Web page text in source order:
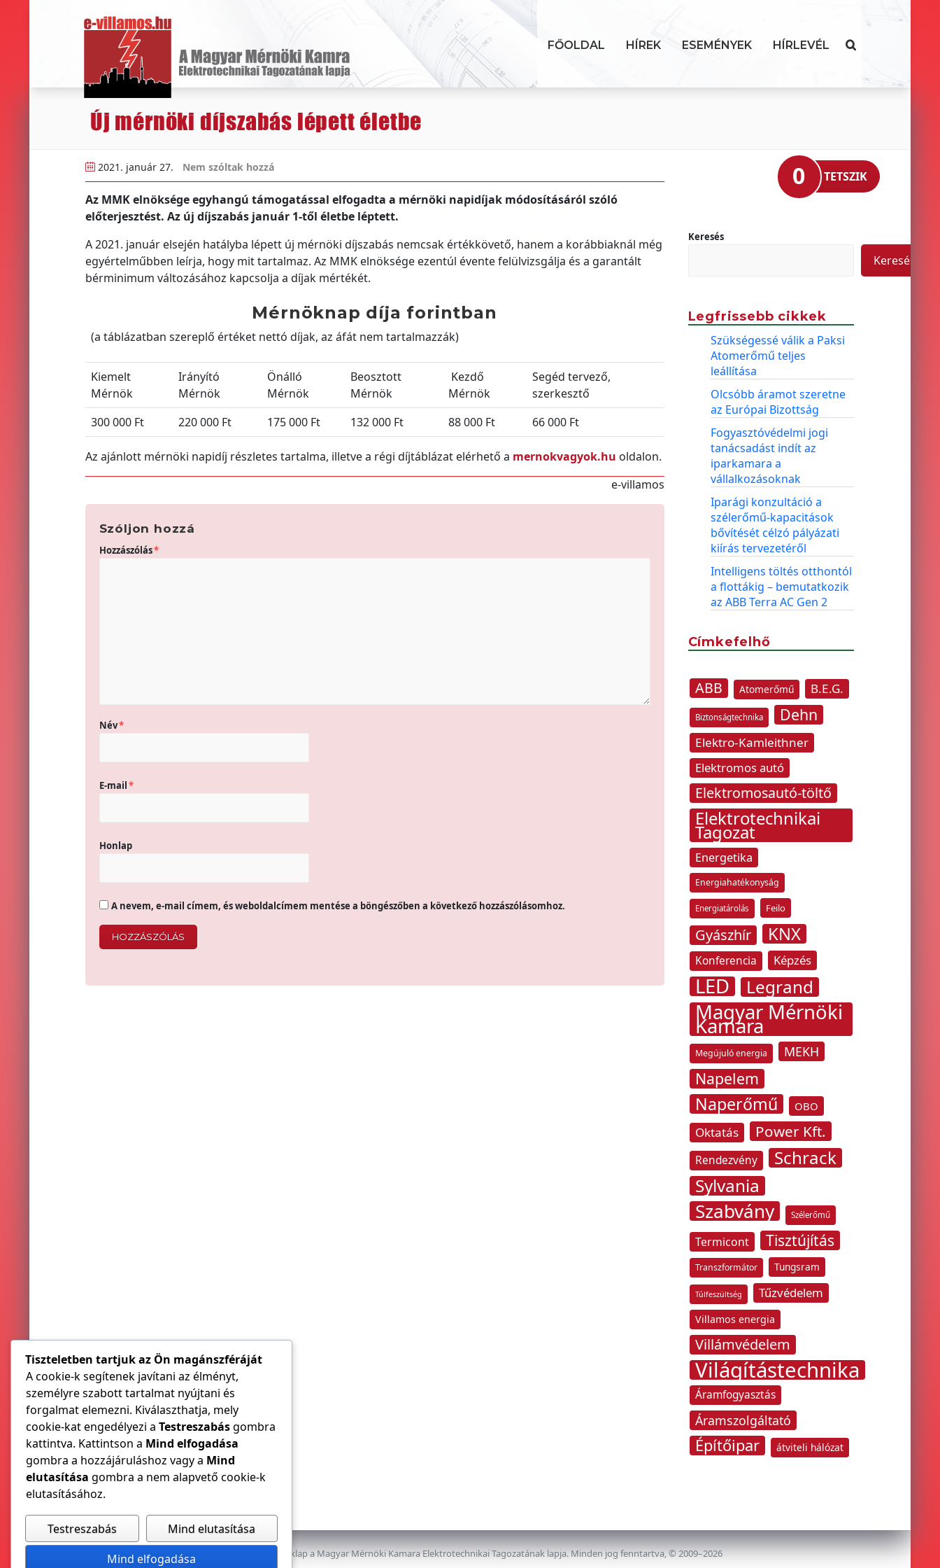
FŐOLDAL HÍREK ESEMÉNYEK HÍRLEVÉL
Új mérnöki díjszabás lépett életbe
2021. január 27. Nem szóltak hozzá
Az MMK elnöksége egyhangú támogatással elfogadta a mérnöki napidíjak módosításáról szóló
előterjesztést. Az új díjszabás január 1-től életbe léptett.
A 2021. január elsején hatályba lépett új mérnöki díjszabás nemcsak értékkövető, hanem a korábbiaknál még
egyértelműbben leírja, hogy mit tartalmaz. Az MMK elnöksége ezentúl évente felülvizsgálja és a garantált
bérminimum változásához kapcsolja a díjak mértékét.
Mérnöknap díja forintban
(a táblázatban szereplő értéket nettó díjak, az áfát nem tartalmazzák)
Kiemelt
Mérnök
Irányító
Mérnök
Önálló
Mérnök
Beosztott
Mérnök
Kezdő
Mérnök
Segéd tervező,
szerkesztő
300 000 Ft
220 000 Ft 175 000 Ft 132 000 Ft 88 000 Ft 66 000 Ft
Az ajánlott mérnöki napidíj részletes tartalma, illetve a régi díjtáblázat elérhető a mernokvagyok.hu oldalon.
e-villamos
Szóljon hozzá
Hozzászólás*
Név*
E-mail*
Honlap
A nevem, e-mail címem, és weboldalcímem mentése a böngészőben a következő hozzászólásomhoz.
0 TETSZIK
Keresés
Keresés
Legfrissebb cikkek
Szükségessé válik a Paksi
Atomerőmű teljes
leállítása
Olcsóbb áramot szeretne
az Európai Bizottság
Fogyasztóvédelmi jogi
tanácsadást indít az
iparkamara a
vállalkozásoknak
Iparági konzultáció a
szélerőmű-kapacitások
bővítését célzó pályázati
kiírás tervezetéről
Intelligens töltés otthontól
a flottákig – bemutatkozik
az ABB Terra AC Gen 2
Címkefelhő
ABB Atomerőmű B.E.G.
Biztonságtechnika Dehn
Elektro-Kamleithner
Elektromos autó
Elektromosautó-töltő
Elektrotechnikai
Tagozat
Energetika
Energiahatékonyság
Energiatárolás Feilo
Gyászhír KNX
Konferencia Képzés
LED Legrand
Magyar Mérnöki
Kamara
Megújuló energia MEKH
Napelem
Naperőmű OBO
Oktatás Power Kft.
Rendezvény
Schrack
Sylvania
Szabvány Szélerőmű
Termicont Tisztújítás
Transzformátor Tungsram
Túlfeszültség Tűzvédelem
Villamos energia
Villámvédelem
Világítástechnika
Áramfogyasztás
Áramszolgáltató
Építőipar átviteli hálózat
Az E-VILLAMOS szaklap a Magyar Mérnöki Kamara Elektrotechnikai Tagozatának lapja. Minden jog fenntartva, © 2009–2026
Tiszteletben tartjuk az Ön magánszféráját
A cookie-k segítenek javítani az élményt,
személyre szabott tartalmat nyújtani és
forgalmat elemezni. Kiválaszthatja, mely
cookie-kat engedélyezi a Testreszabásgombra
kattintva. Kattintson a Mind elfogadása
gombra a hozzájáruláshoz vagy a Mind
elutasítása gombra a nem alapvető cookie-k
elutasításához.
Testreszabás
Mind elutasítása
Mind elfogadása